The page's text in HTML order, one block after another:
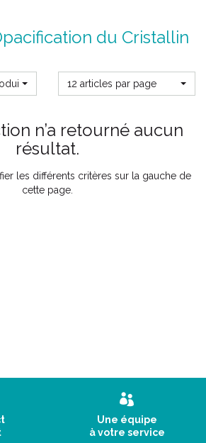
du Cristallin
12 articles par page
n’a retourné aucun
résultat.
les différents critères sur la gauche de
cette page.
Une équipe
à votre service